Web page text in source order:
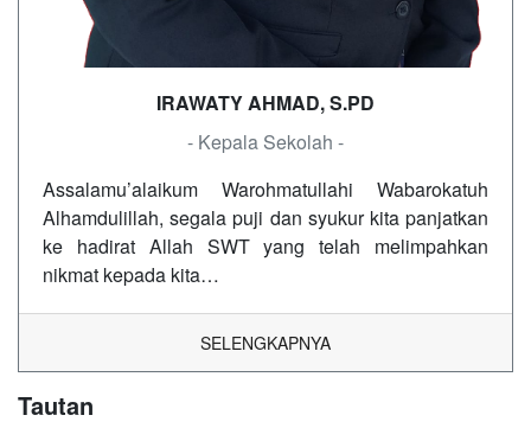
IRAWATY AHMAD, S.PD
- Kepala Sekolah -
Assalamu’alaikum Warohmatullahi Wabarokatuh
Alhamdulillah, segala puji dan syukur kita panjatkan
ke hadirat Allah SWT yang telah melimpahkan
nikmat kepada kita…
SELENGKAPNYA
Tautan